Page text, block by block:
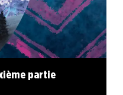
partie